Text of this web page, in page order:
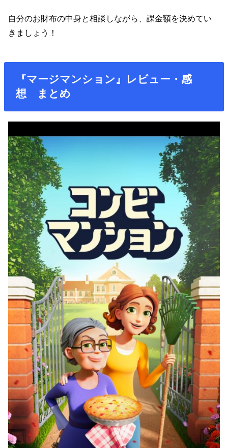
自分のお財布の中身と相談しながら、課金額を決めてい
きましょう！
『マージマンション』レビュー・感
想 まとめ